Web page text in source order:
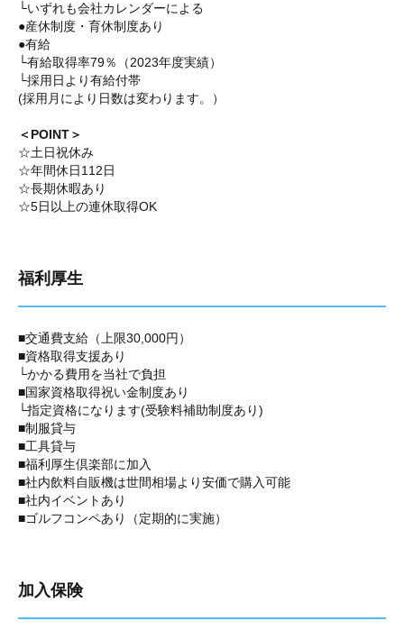
└いずれも会社カレンダーによる
●産休制度・育休制度あり
●有給
└有給取得率79％（2023年度実績）
└採用日より有給付帯
(採用月により日数は変わります。）
＜POINT＞
☆土日祝休み
☆年間休日112日
☆長期休暇あり
☆5日以上の連休取得OK
福利厚生
■交通費支給（上限30,000円）
■資格取得支援あり
└かかる費用を当社で負担
■国家資格取得祝い金制度あり
└指定資格になります(受験料補助制度あり)
■制服貸与
■工具貸与
■福利厚生倶楽部に加入
■社内飲料自販機は世間相場より安価で購入可能
■社内イベントあり
■ゴルフコンペあり（定期的に実施）
加入保険